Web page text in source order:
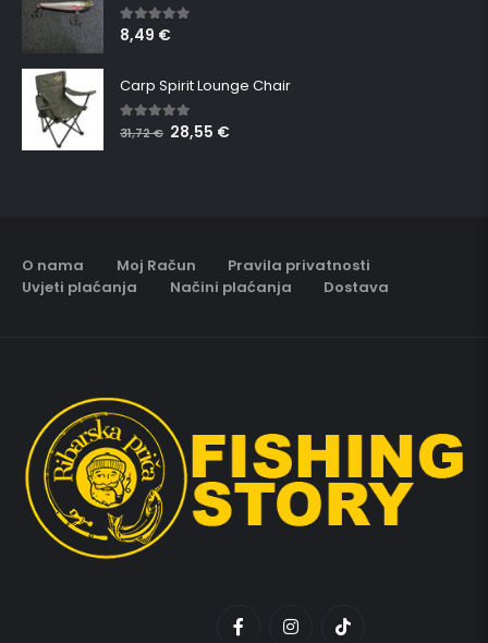
5.00 out of 5
8,49 €
Carp Spirit Lounge Chair
5.00 out of 5
31,72€ 28,55 €
O nama Moj Račun
Pravila privatnosti
Uvjeti plaćanja
Načini plaćanja Dostava